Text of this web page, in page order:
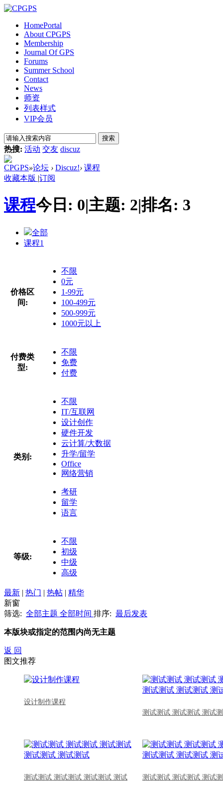
HomePortal
About CPGPS
Membership
Journal Of GPS
Forums
Summer School
Contact
News
师资
列表样式
VIP会员
搜索
热搜: 活动 交友 discuz
CPGPS»论坛 › Discuz!› 课程
收藏本版 |订阅
课程今日: 0|主题: 2|排名: 3
全部
课程1
价格区
间:
不限
0元
1-99元
100-499元
500-999元
1000元以上
付费类
型:
不限
免费
付费
类别:
不限
IT/互联网
设计创作
硬件开发
云计算/大数据
升学/留学
Office
网络营销
考研
留学
语言
等级:
不限
初级
中级
高级
最新 | 热门 | 热帖 | 精华
新窗
筛选: 全部主题 全部时间 排序: 最后发表
本版块或指定的范围内尚无主题
返 回
图文推荐
设计制作课程
测试测试 测试测试 测试
测试测试 测试测试 测试测试 测试 测试测试 测试测试 测试